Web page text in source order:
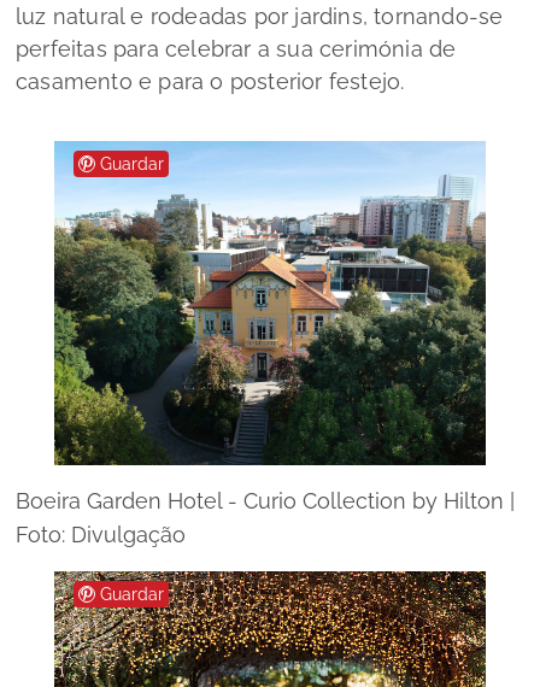
luz natural e rodeadas por jardins, tornando-se
perfeitas para celebrar a sua cerimónia de
casamento e para o posterior festejo.
Guardar
Boeira Garden Hotel - Curio Collection by Hilton |
Foto: Divulgação
Guardar